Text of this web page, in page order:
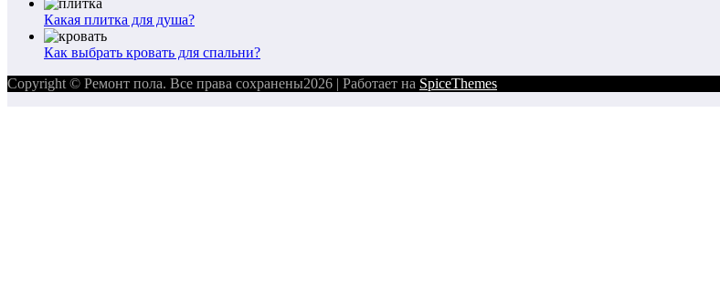
Какая плитка для душа?
Как выбрать кровать для спальни?
Copyright © Ремонт пола. Все права сохранены2026 | Работает на SpiceThemes